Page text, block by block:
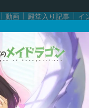
動画 殿堂入り記事 イ